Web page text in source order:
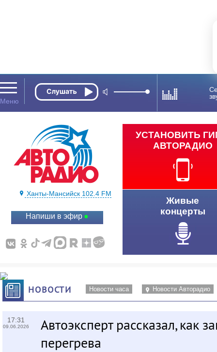
Ханты-Мансийск 102.4 FM
Напиши в эфир
УСТАНОВИТЬ
АВТОРАДИО
Живые
концерты
НОВОСТИ Новости часа Новости Авторадио
17:31
09.06.2026
Автоэксперт рассказал, как
перегрева